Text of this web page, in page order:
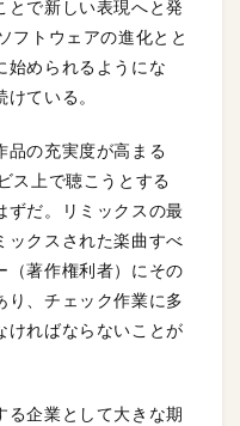
とで新しい表現へと発
フトウェアの進化とと
始められるようにな
ている。
品の充実度が高まる
ス上で聴こうとする
ずだ。リミックスの最
ックスされた楽曲すべ
（著作権利者）にその
り、チェック作業に多
ければならないことが
る企業として大きな期